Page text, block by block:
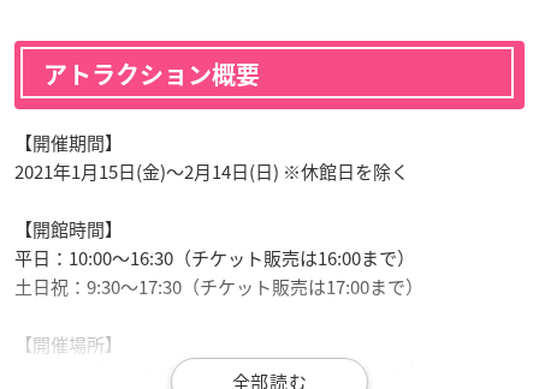
アトラクション概要
【開催期間】
2021年1月15日(金)〜2月14日(日) ※休館日を除く
【開館時間】
平日：10:00～16:30（チケット販売は16:00まで）
土日祝：9:30～17:30（チケット販売は17:00まで）
【開催場所】
ピューロランド（東京都多摩市落合1-31）